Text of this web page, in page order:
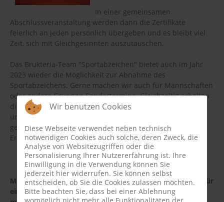
In einer gemeinsamen
Abschlussveranstaltung werden dann die Zertifikate
feierlich an jeden persönlich übergeben und es bleibt viel
Zeit, sich mit Gleichgesinnten auszutauschen.
Das Brukteria-Team "Sportabzeichen" bietet auch im Jahr
2023 wieder die Möglichkeit zur Abnahme des
Sportabzeichens. Gerne machen wir auch für Mannschaften
oder andere Gruppen Sondertermine. Gleichzeitig erhalten
die Teilnehmer auch die Möglichkeit zum Training. Dabei
unterstützt das Brukteria-Team beratend bei der Auswahl
geeigneter Disziplinen und hat so manchen Tipp zur
Erreichung des Ziels im Gepäck.
Mannschaften oder sonstige Gruppen können sich gern für
einen individuellen Termin z.B. am Trainingstag bei uns
Wir benutzen Cookies
Diese Webseite verwendet neben technisch
notwendigen Cookies auch solche, deren Zweck, die
Analyse von Websitezugriffen oder die
Personalisierung Ihrer Nutzererfahrung ist. Ihre
Einwilligung in die Verwendung können Sie
jederzeit hier widerrufen. Sie können selbst
entscheiden, ob Sie die Cookies zulassen möchten.
Bitte beachten Sie, dass bei einer Ablehnung
womöglich nicht mehr alle Funktionalitäten der